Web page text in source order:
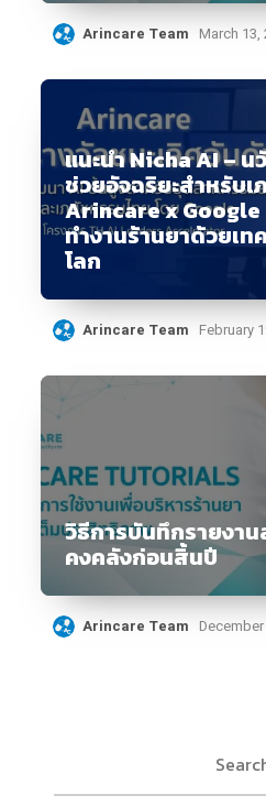
Arincare Team March 13,
แนะนำ Nicha AI –
ช่วยอัจฉริยะสำหรับเ
Arincare x Google
ทำงานร้านยาด้วยเท
โลก
Arincare Team February
วิธีการบันทึกรายงา
คงคลังก่อนสิ้นปี
Arincare Team